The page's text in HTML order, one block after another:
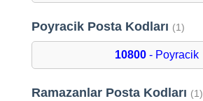
Poyracik Posta Kodları (1)
10800- Poyracik
Ramazanlar Posta Kodları (1)